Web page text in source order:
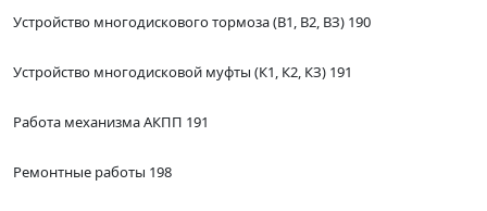
Устройство многодискового тормоза (В1, В2, ВЗ) 190
Устройство многодисковой муфты (К1, К2, КЗ) 191
Работа механизма АКПП 191
Ремонтные работы 198